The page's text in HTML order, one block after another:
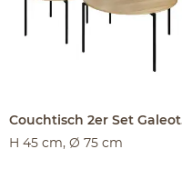
Couchtisch 2er Set Galeotto
H 45 cm, Ø 75 cm